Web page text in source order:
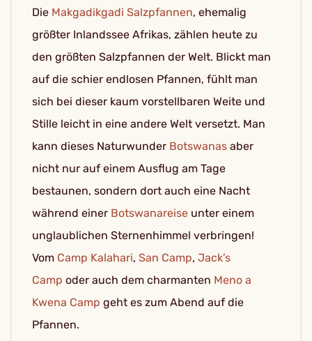
Die Makgadikgadi Salzpfannen, ehemalig
größter Inlandssee Afrikas, zählen heute zu
den größten Salzpfannen der Welt. Blickt man
auf die schier endlosen Pfannen, fühlt man
sich bei dieser kaum vorstellbaren Weite und
Stille leicht in eine andere Welt versetzt. Man
kann dieses Naturwunder Botswanas aber
nicht nur auf einem Ausflug am Tage
bestaunen, sondern dort auch eine Nacht
während einer Botswanareise unter einem
unglaublichen Sternenhimmel verbringen!
Vom Camp Kalahari, San Camp, Jack’s
Camp oder auch dem charmanten Meno a
Kwena Camp geht es zum Abend auf die
Pfannen.